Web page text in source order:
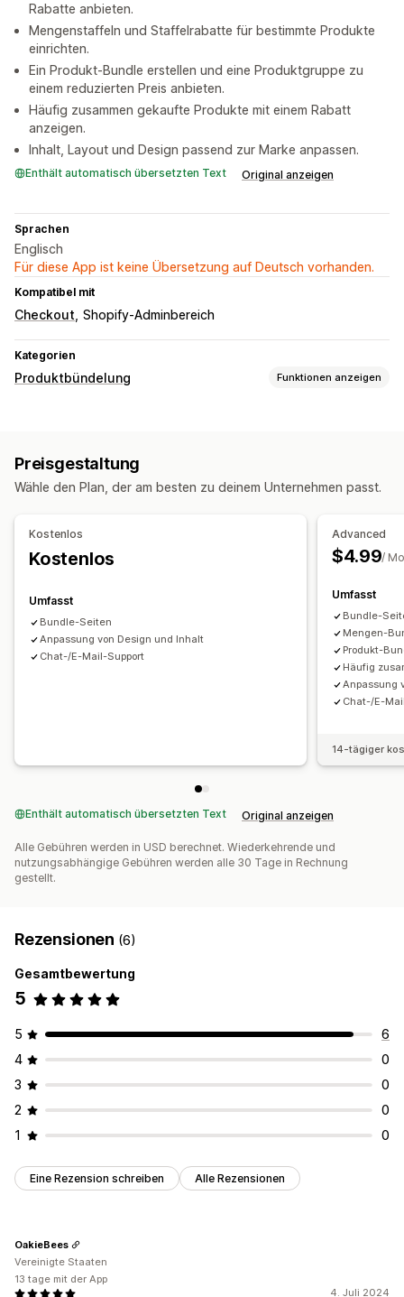
Rabatte anbieten.
Mengenstaffeln und Staffelrabatte für bestimmte Produkte
einrichten.
Ein Produkt-Bundle erstellen und eine Produktgruppe zu
einem reduzierten Preis anbieten.
Häufig zusammen gekaufte Produkte mit einem Rabatt
anzeigen.
Inhalt, Layout und Design passend zur Marke anpassen.
Enthält automatisch übersetzten Text Original anzeigen
Sprachen
Englisch
Für diese App ist keine Übersetzung auf Deutsch vorhanden.
Kompatibel mit
Checkout Shopify-Adminbereich
Kategorien
Produktbündelung Funktionen anzeigen
Cross-Selling-Bundles
Preisgestaltung
Wähle den Plan, der am besten zu deinem Unternehmen passt.
Kostenlos
Kostenlos
Umfasst
Bundle-Seiten
Anpassung von Design und Inhalt
Chat-/E-Mail-Support
Advanced
$4.99/
Umfasst
Bundle-
Mengen-
Produkt-
Häufig
Anpassung
Chat-/E-
14-tägiger
Enthält automatisch übersetzten Text Original anzeigen
Alle Gebühren werden in USD berechnet. Wiederkehrende und
nutzungsabhängige Gebühren werden alle 30 Tage in Rechnung
gestellt.
Rezensionen (6)
Gesamtbewertung
5
5
6
4
0
3
0
2
0
1
0
Eine Rezension schreiben Alle Rezensionen
4. Juli 2024
OakieBees
Vereinigte Staaten
13 tage mit der App